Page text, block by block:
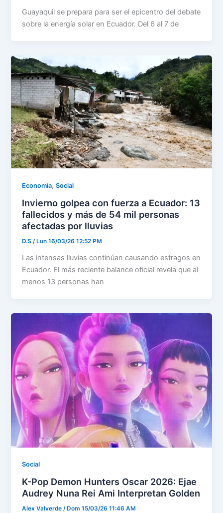
Guayaquil se prepara para ser el epicentro del debate
sobre la energía solar en Ecuador. Del 6 al 7 de
Economía,Social
Invierno golpea con fuerza a Ecuador: 13
fallecidos y más de 54 mil personas
afectadas por lluvias
D.S/ Lun 16/03/26 12:52 PM
Las intensas lluvias continúan causando estragos en
Ecuador. El más reciente balance oficial revela que al
menos 13 personas han
Social
K-Pop Demon Hunters Oscar 2026: Ejae
Audrey Nuna Rei Ami Interpretan Golden
Alex Valverde/ Dom 15/03/26 11:46 AM